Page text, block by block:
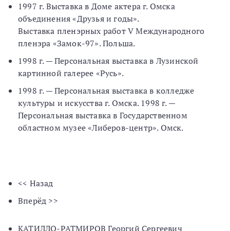
1997 г. Выставка в Доме актера г. Омска
объединения «Друзья и годы».
Выставка пленэрных работ V Международного
пленэра «Замок-97». Польша.
1998 г. — Персональная выставка в Лузинской
картинной галерее «Русь».
1998 г. — Персональная выставка в колледже
культуры и искусства г. Омска. 1998 г. —
Персональная выставка в Государственном
областном музее «Либеров-центр». Омск.
<< Назад
Вперёд >>
КАТИЛЛО-РАТМИРОВ Георгий Сергеевич